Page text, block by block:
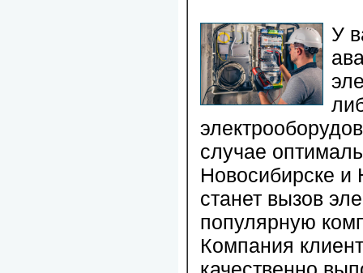
У
случае
Новосибирске и
станет вызов
популярную
Компания